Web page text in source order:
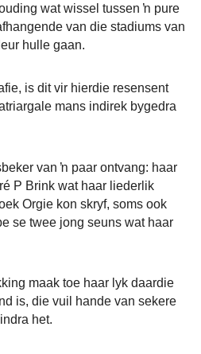
wat wissel tussen ŉ pure
van die stadiums van
hulle gaan.
is dit vir hierdie resensent
mans indirek bygedra
van ŉ paar ontvang: haar
P Brink wat haar liederlik
Orgie kon skryf, soms ook
se twee jong seuns wat haar
maak toe haar lyk daardie
is, die vuil hande van sekere
het.